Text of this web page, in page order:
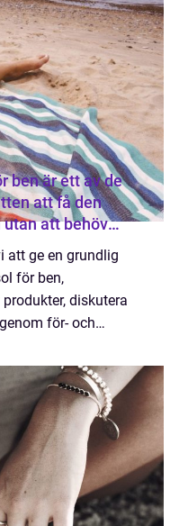
ben är ett av de
att få den
att behöva
UV-
att ge en grundlig
för ben,
diskutera
för- och
utan sol...